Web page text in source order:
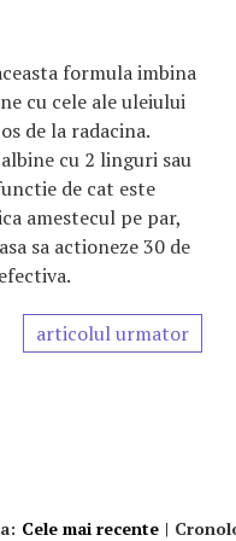
formula imbina
cu cele ale uleiului
de la radacina.
cu 2 linguri sau
de cat este
amestecul pe par,
sa actioneze 30 de
articolul urmator
Cele mai recente |